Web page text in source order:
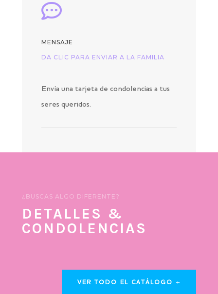

MENSAJE
DA CLIC PARA ENVIAR A LA FAMILIA
Envía una tarjeta de condolencias a tus
seres queridos.
¿BUSCAS ALGO DIFERENTE?
DETALLES &
CONDOLENCIAS
VER TODO EL CATÁLOGO